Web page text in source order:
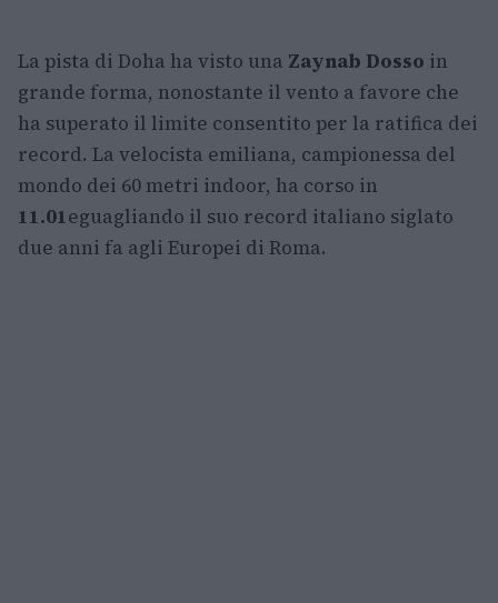
La pista di Doha ha visto una Zaynab Dosso in
grande forma, nonostante il vento a favore che
ha superato il limite consentito per la ratifica dei
record. La velocista emiliana, campionessa del
mondo dei 60 metri indoor, ha corso in
11.01eguagliando il suo record italiano siglato
due anni fa agli Europei di Roma.